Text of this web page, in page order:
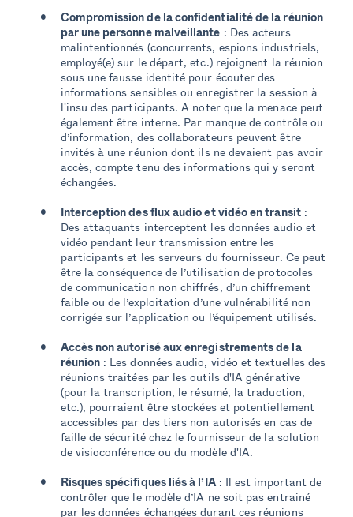
Compromission de la confidentialité de la réunion
par une personne malveillante : Des acteurs
malintentionnés (concurrents, espions industriels,
employé(e) sur le départ, etc.) rejoignent la réunion
sous une fausse identité pour écouter des
informations sensibles ou enregistrer la session à
l'insu des participants. A noter que la menace peut
également être interne. Par manque de contrôle ou
d’information, des collaborateurs peuvent être
invités à une réunion dont ils ne devaient pas avoir
accès, compte tenu des informations qui y seront
échangées.
Interception des flux audio et vidéo en transit:
Des attaquants interceptent les données audio et
vidéo pendant leur transmission entre les
participants et les serveurs du fournisseur. Ce peut
être la conséquence de l’utilisation de protocoles
de communication non chiffrés, d’un chiffrement
faible ou de l’exploitation d’une vulnérabilité non
corrigée sur l’application ou l’équipement utilisés.
Accès non autorisé aux enregistrements de la
réunion : Les données audio, vidéo et textuelles des
réunions traitées par les outils d'IA générative
(pour la transcription, le résumé, la traduction,
etc.), pourraient être stockées et potentiellement
accessibles par des tiers non autorisés en cas de
faille de sécurité chez le fournisseur de la solution
de visioconférence ou du modèle d'IA.
Risques spécifiques liés à l’IA: Il est important de
contrôler que le modèle d’IA ne soit pas entrainé
par les données échangées durant ces réunions